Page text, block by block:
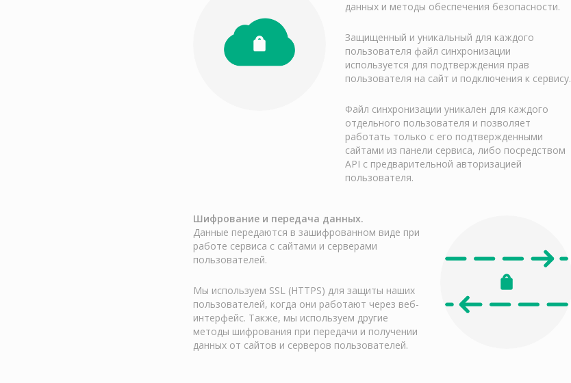
данных и методы обеспечения безопасности.
Защищенный и уникальный для каждого
пользователя файл синхронизации
используется для подтверждения прав
пользователя на сайт и подключения к сервису.
Файл синхронизации уникален для каждого
отдельного пользователя и позволяет
работать только с его подтвержденными
сайтами из панели сервиса, либо посредством
API с предварительной авторизацией
пользователя.
Шифрование и передача данных.
Данные передаются в зашифрованном виде при
работе сервиса с сайтами и серверами
пользователей.
Мы используем SSL (HTTPS) для защиты наших
пользователей, когда они работают через веб-
интерфейс. Также, мы используем другие
методы шифрования при передачи и получении
данных от сайтов и серверов пользователей.